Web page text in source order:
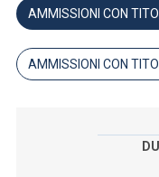
Facoltà e
ACCEDI ALLA MAIL
AMMISSIONI CON
AMMISSIONI CON